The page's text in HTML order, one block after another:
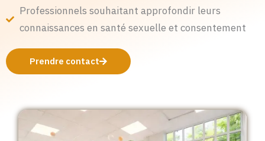
Professionnels souhaitant approfondir leurs
connaissances en santé sexuelle et consentement
Prendre contact